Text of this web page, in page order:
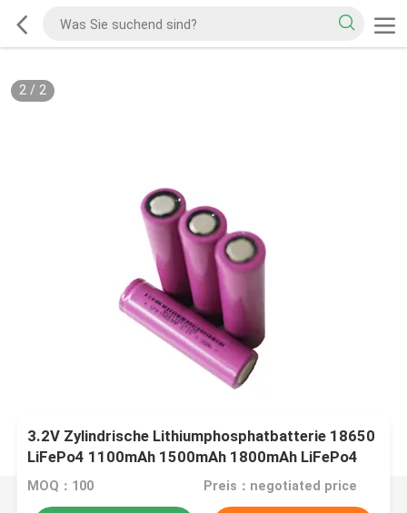
2/ 2
3.2V Zylindrische Lithiumphosphatbatterie 18650
LiFePo4 1100mAh 1500mAh 1800mAh LiFePo4
Batterie
MOQ：100 Preis：negotiated price